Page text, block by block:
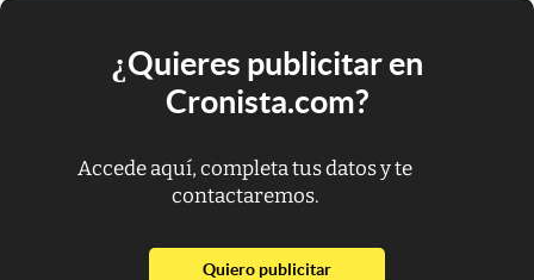
¿Quieres publicitar en
Cronista.com?
Accede aquí, completa tus datos y te
contactaremos.
Quiero publicitarabre en nueva pestaña